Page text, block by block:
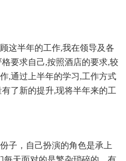
这半年的工作,我在领导及各
要求自己,按照酒店的要求,较
,通过上半年的学习,工作方式
了新的提升,现将半年来的工
子，自己扮演的角色是承上